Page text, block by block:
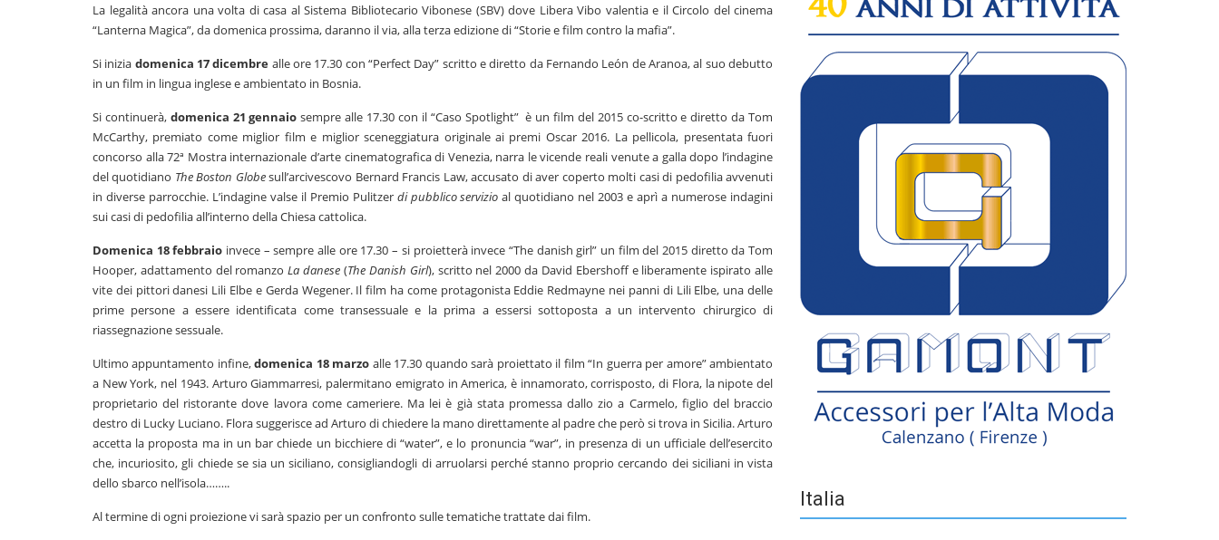
La legalità ancora una volta di casa al Sistema Bibliotecario Vibonese (SBV) dove Libera Vibo valentia e il Circolo del cinema
“Lanterna Magica”, da domenica prossima, daranno il via, alla terza edizione di “Storie e film contro la mafia”.
Si inizia domenica 17 dicembre alle ore 17.30 con “Perfect Day” scritto e diretto da Fernando León de Aranoa, al suo debutto
in un film in lingua inglese e ambientato in Bosnia.
Si continuerà, domenica 21 gennaio sempre alle 17.30 con il “Caso Spotlight” è un film del 2015 co-scritto e diretto da Tom
McCarthy, premiato come miglior film e miglior sceneggiatura originale ai premi Oscar 2016. La pellicola, presentata fuori
concorso alla 72ª Mostra internazionale d’arte cinematografica di Venezia, narra le vicende reali venute a galla dopo l’indagine
del quotidiano The Boston Globesull’arcivescovo Bernard Francis Law, accusato di aver coperto molti casi di pedofilia avvenuti
in diverse parrocchie. L’indagine valse il Premio Pulitzer di pubblico servizio al quotidiano nel 2003 e aprì a numerose indagini
sui casi di pedofilia all’interno della Chiesa cattolica.
Domenica 18 febbraio invece – sempre alle ore 17.30 – si proietterà invece “The danish girl” un film del 2015 diretto da Tom
Hooper, adattamento del romanzoLa danese (The Danish Girl), scritto nel 2000 da David Ebershoff e liberamente ispirato alle
vite dei pittori danesi Lili Elbe e Gerda Wegener. Il film ha come protagonista Eddie Redmayne nei panni di Lili Elbe, una delle
prime persone a essere identificata come transessuale e la prima a essersi sottoposta a un intervento chirurgico di
riassegnazione sessuale.
Ultimo appuntamento infine,domenica 18 marzo alle 17.30 quando sarà proiettato il film “In guerra per amore” ambientato
a New York, nel 1943. Arturo Giammarresi, palermitano emigrato in America, è innamorato, corrisposto, di Flora, la nipote del
proprietario del ristorante dove lavora come cameriere. Ma lei è già stata promessa dallo zio a Carmelo, figlio del braccio
destro di Lucky Luciano. Flora suggerisce ad Arturo di chiedere la mano direttamente al padre che però si trova in Sicilia. Arturo
accetta la proposta ma in un bar chiede un bicchiere di “water”, e lo pronuncia “war”, in presenza di un ufficiale dell’esercito
che, incuriosito, gli chiede se sia un siciliano, consigliandogli di arruolarsi perché stanno proprio cercando dei siciliani in vista
dello sbarco nell’isola……..
Al termine di ogni proiezione vi sarà spazio per un confronto sulle tematiche trattate dai film.
Italia